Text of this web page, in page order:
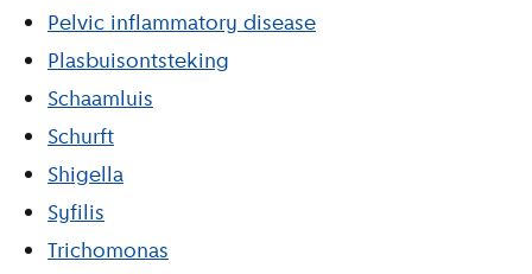
Pelvic inflammatory disease
Plasbuisontsteking
Schaamluis
Schurft
Shigella
Syfilis
Trichomonas